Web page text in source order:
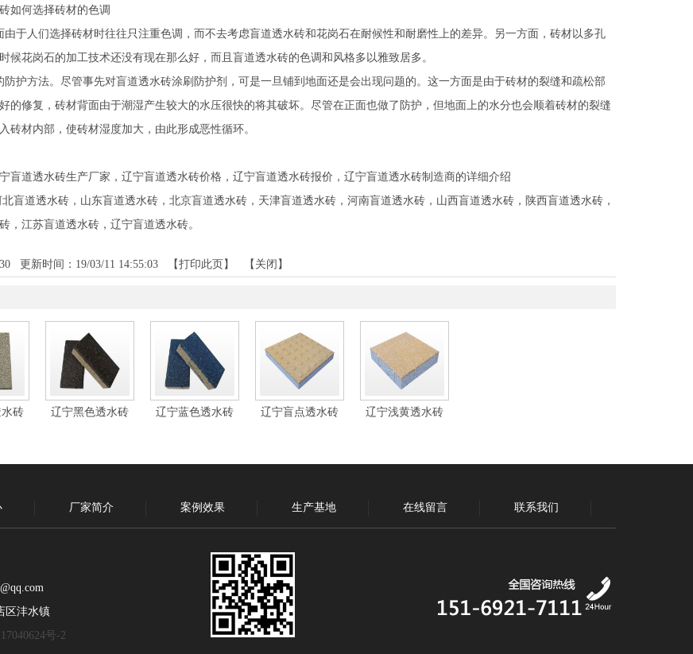
何选择砖材的色调
人们选择砖材时往往只注重色调，而不去考虑盲道透水砖和花岗石在耐候性和耐磨性上的差异。另一方面，砖材以多孔
候花岗石的加工技术还没有现在那么好，而且盲道透水砖的色调和风格多以雅致居多。
方法。尽管事先对盲道透水砖涂刷防护剂，可是一旦铺到地面还是会出现问题的。这一方面是由于砖材的裂缝和疏松部
的修复，砖材背面由于潮湿产生较大的水压很快的将其破坏。尽管在正面也做了防护，但地面上的水分也会顺着砖材的裂缝
砖材内部，使砖材湿度加大，由此形成恶性循环。
盲道透水砖生产厂家，辽宁盲道透水砖价格，辽宁盲道透水砖报价，辽宁盲道透水砖制造商的详细介绍
北盲道透水砖 ， 山东盲道透水砖 ， 北京盲道透水砖 ， 天津盲道透水砖 ， 河南盲道透水砖 ， 山西盲道透水砖 ， 陕西盲道透水砖 ，
， 江苏盲道透水砖 ， 辽宁盲道透水砖。
更新时间：19/03/11 14:55:03 【打印此页 】 【 关闭 】
砖 辽宁黑色透水砖 辽宁蓝色透水砖 辽宁盲点透水砖 辽宁浅黄透水砖
厂家简介 案例效果 生产基地 在线留言 联系我们
区沣水镇
号-2